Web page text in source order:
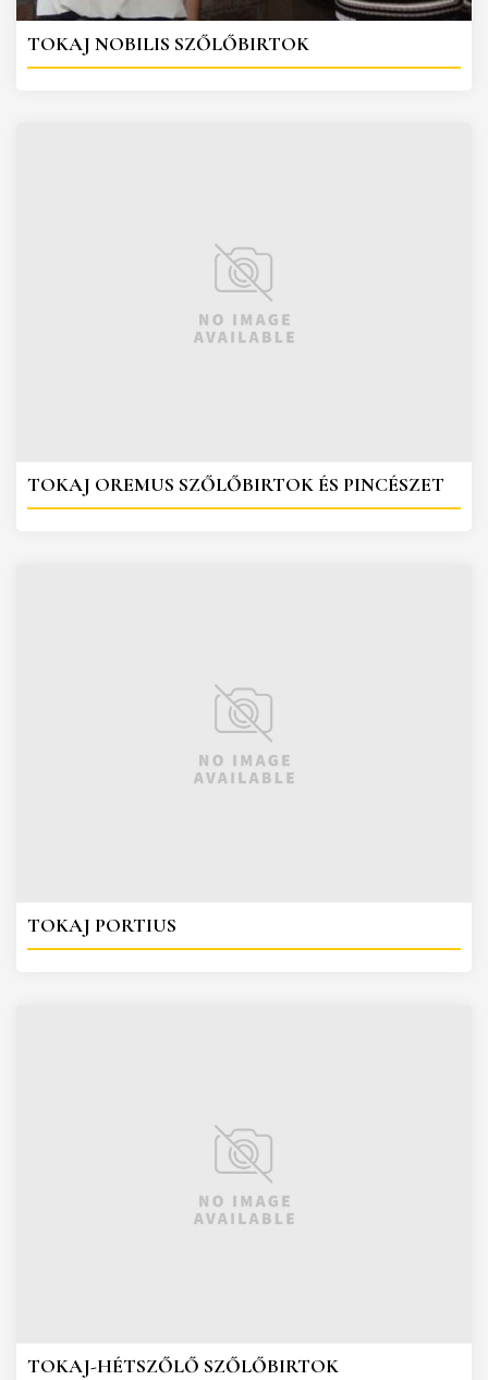
TOKAJ NOBILIS SZŐLŐBIRTOK
TOKAJ OREMUS SZŐLŐBIRTOK ÉS PINCÉSZET
TOKAJ PORTIUS
TOKAJ-HÉTSZŐLŐ SZŐLŐBIRTOK